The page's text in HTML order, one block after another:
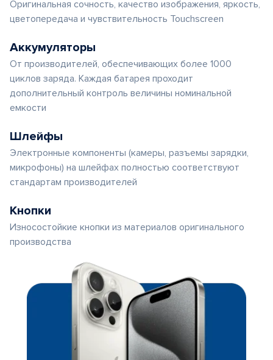
Оригинальная сочность, качество изображения, яркость,
цветопередача и чувствительность Touchscreen
Аккумуляторы
От производителей, обеспечивающих более 1000
циклов заряда. Каждая батарея проходит
дополнительный контроль величины номинальной
емкости
Шлейфы
Электронные компоненты (камеры, разъемы зарядки,
микрофоны) на шлейфах полностью соответствуют
стандартам производителей
Кнопки
Износостойкие кнопки из материалов оригинального
производства